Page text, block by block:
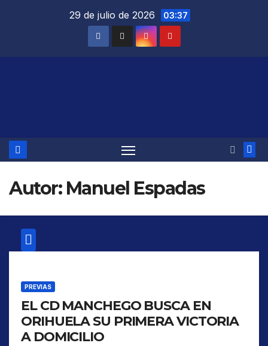
29 de julio de 2026 03:37
Autor: Manuel Espadas
PREVIAS
EL CD MANCHEGO BUSCA EN
ORIHUELA SU PRIMERA VICTORIA
A DOMICILIO